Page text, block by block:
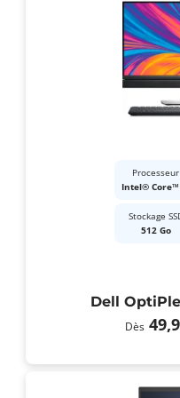
Processeur
Intel®
Stockage
512 Go
Dell
Dès